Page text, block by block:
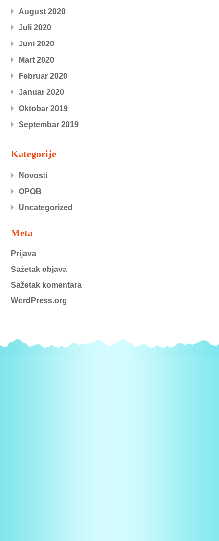
August 2020
Juli 2020
Juni 2020
Mart 2020
Februar 2020
Januar 2020
Oktobar 2019
Septembar 2019
Kategorije
Novosti
OPOB
Uncategorized
Meta
Prijava
Sažetak objava
Sažetak komentara
WordPress.org